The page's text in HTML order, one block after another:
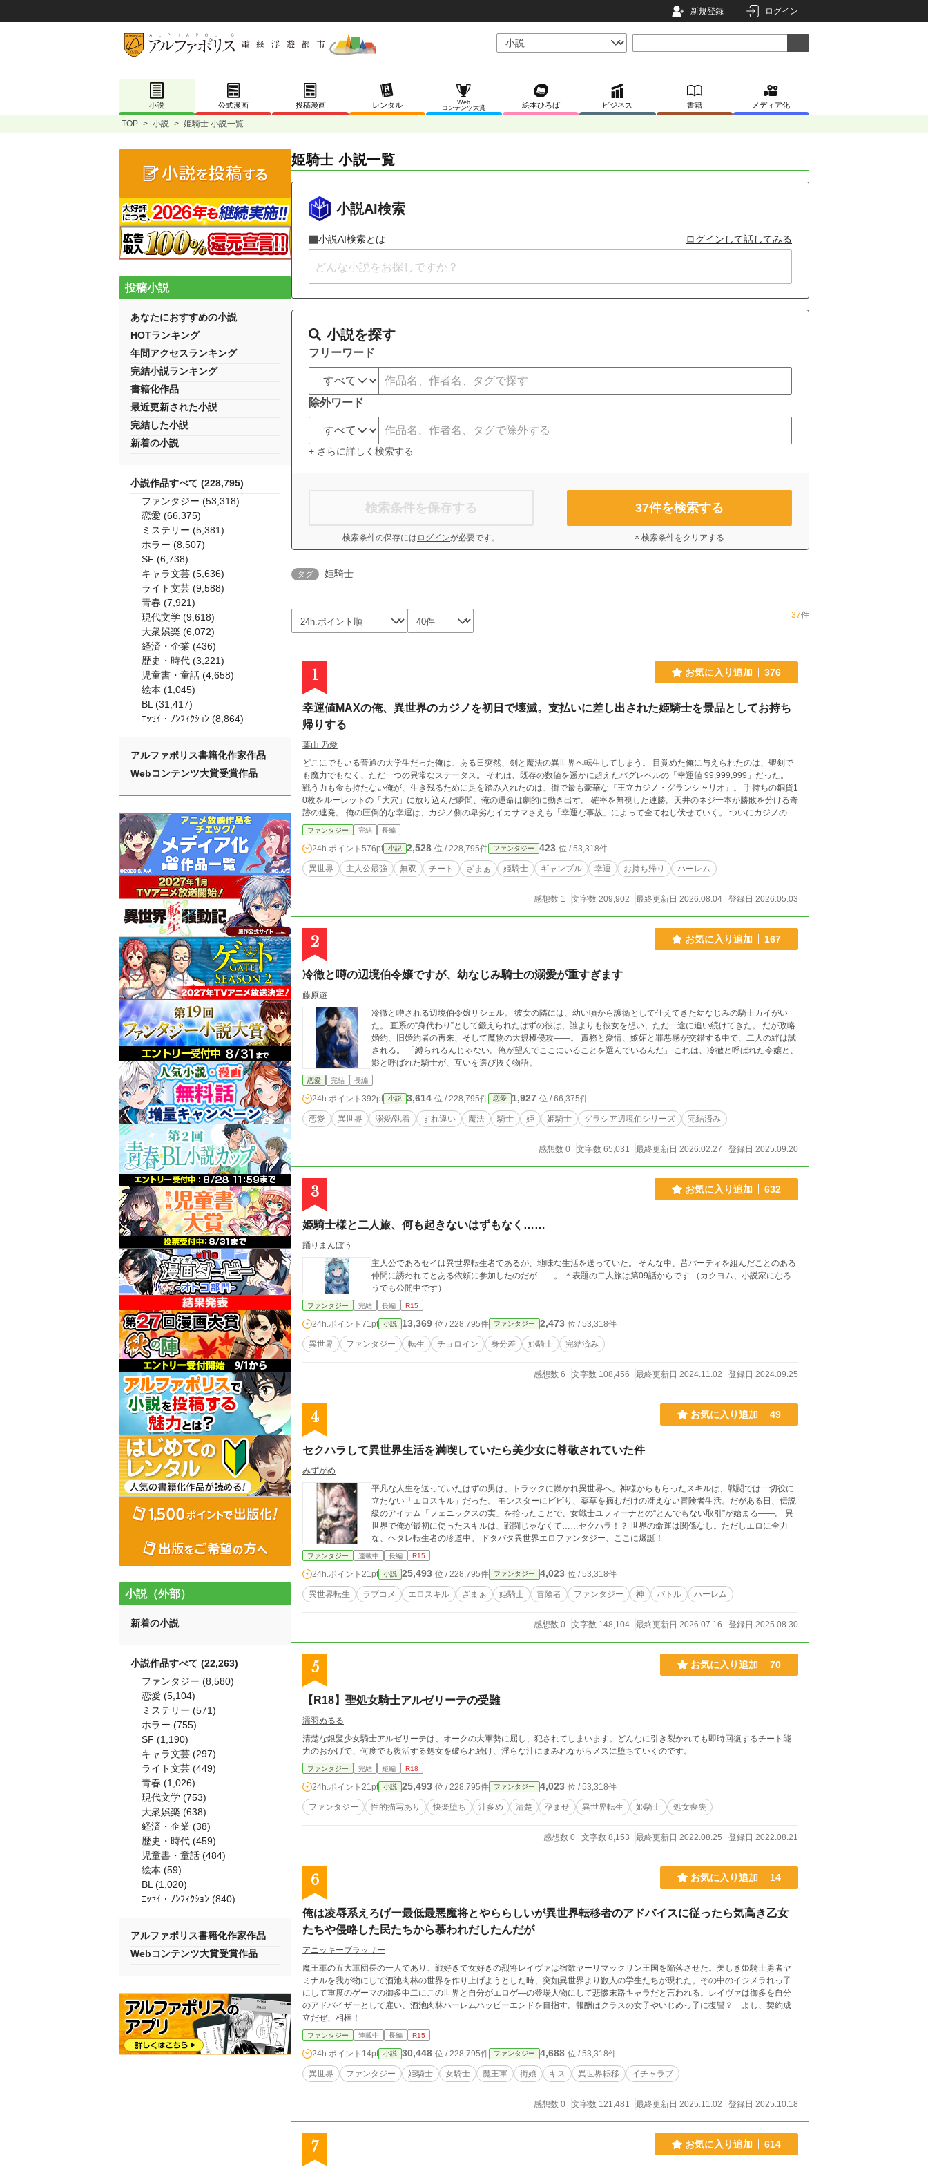
新規登録 ログイン
小説 公式漫画 投稿漫画 レンタル
Web
コンテンツ大賞
絵本ひろば ビジネス 書籍 メディア化
TOP > 小説 > 姫騎士 小説一覧
姫騎士 小説一覧
小説AI検索
小説AI検索とは ログインして話してみる
小説を探す
フリーワード
除外ワード
+ さらに詳しく検索する
検索条件を保存する
検索条件の保存には ログインが必要です。
37件を検索する
× 検索条件をクリアする
タグ 姫騎士
37件
1 お気に入り追加 376
幸運値MAXの俺、異世界のカジノを初日で壊滅。支払いに差し出された姫騎士を景品としてお持ち
帰りする
葉山 乃愛
どこにでもいる普通の大学生だった俺は、ある日突然、剣と魔法の異世界へ転生してしまう。 目覚めた俺に与えられたのは、聖剣で
も魔力でもなく、ただ一つの異常なステータス。 それは、既存の数値を遥かに超えたバグレベルの「幸運値 99,999,999」だった。
戦う力も金も持たない俺が、生き残るために足を踏み入れたのは、街で最も豪華な『王立カジノ・グランシャリオ』。 手持ちの銅貨1
0枚をルーレットの「大穴」に放り込んだ瞬間、俺の運命は劇的に動き出す。 確率を無視した連勝。天井のネジ一本が勝敗を分ける奇
跡の連発。 俺の圧倒的な幸運は、カジノ側の卑劣なイカサマさえも「幸運な事故」によって全てねじ伏せていく。 ついにカジノの全
資産を上回る勝ち分を叩き出した俺に対し、青ざめた支配人は支払いの不可能を宣言する。 そこで俺が代替案として要求したのは、
金ではなく、カジノの用心棒として不当な借金に縛られていた銀髪の姫騎士、シルヴィアの身柄だった。 「今日からお前が俺の景品
だ。文句はないな？」 最強の幸運を持つ大学生と、不本意ながらも「景品」としてお持ち帰りされた生真面目な姫騎士。 二人の出会
いは、やがて異世界の経済も軍事バランスも、根底から塗り替えていくことになる。 カジノを初日で壊滅させ、国一番の美女を手に
入れた俺の、自由気ままな異世界成金ライフが今始まる！
ファンタジー 完結 長編
24h.ポイント 576pt 小説 2,528 位 / 228,795件 ファンタジー 423 位 / 53,318件
異世界 主人公最強 無双 チート ざまぁ 姫騎士 ギャンブル 幸運 お持ち帰り ハーレム
感想数 1 文字数 209,902 最終更新日 2026.08.04 登録日 2026.05.03
2 お気に入り追加 167
冷徹と噂の辺境伯令嬢ですが、幼なじみ騎士の溺愛が重すぎます
藤原遊
冷徹と噂される辺境伯令嬢リシェル。 彼女の隣には、幼い頃から護衛として仕えてきた幼なじみの騎士カイがい
た。 直系の“身代わり”として鍛えられたはずの彼は、誰よりも彼女を想い、ただ一途に追い続けてきた。 だが政略
婚約、旧婚約者の再来、そして魔物の大規模侵攻――。 責務と愛情、嫉妬と罪悪感が交錯する中で、二人の絆は試
される。 「縛られるんじゃない。俺が望んでここにいることを選んでいるんだ」 これは、冷徹と呼ばれた令嬢と、
影と呼ばれた騎士が、互いを選び抜く物語。
恋愛 完結 長編
24h.ポイント 392pt 小説 3,614 位 / 228,795件 恋愛 1,927 位 / 66,375件
恋愛 異世界 溺愛/執着 すれ違い 魔法 騎士 姫 姫騎士 グラシア辺境伯シリーズ 完結済み
感想数 0 文字数 65,031 最終更新日 2026.02.27 登録日 2025.09.20
3 お気に入り追加 632
姫騎士様と二人旅、何も起きないはずもなく……
踊りまんぼう
主人公であるセイは異世界転生者であるが、地味な生活を送っていた。 そんな中、昔パーティを組んだことのある
仲間に誘われてとある依頼に参加したのだが……。 ＊表題の二人旅は第09話からです （カクヨム、小説家になろ
うでも公開中です）
ファンタジー 完結 長編 R15
24h.ポイント 71pt 小説 13,369 位 / 228,795件 ファンタジー 2,473 位 / 53,318件
異世界 ファンタジー 転生 チョロイン 身分差 姫騎士 完結済み
感想数 6 文字数 108,456 最終更新日 2024.11.02 登録日 2024.09.25
4 お気に入り追加 49
セクハラして異世界生活を満喫していたら美少女に尊敬されていた件
みずがめ
平凡な人生を送っていたはずの男は、トラックに轢かれ異世界へ。神様からもらったスキルは、戦闘では一切役に
立たない「エロスキル」だった。 モンスターにビビり、薬草を摘むだけの冴えない冒険者生活。だがある日、伝説
級のアイテム「フェニックスの実」を拾ったことで、女戦士ユフィーナとの“とんでもない取引”が始まる――。 異
世界で俺が最初に使ったスキルは、戦闘じゃなくて……セクハラ！？ 世界の命運は関係なし。ただしエロに全力
な、ヘタレ転生者の珍道中。 ドタバタ異世界エロファンタジー、ここに爆誕！
ファンタジー 連載中 長編 R15
24h.ポイント 21pt 小説 25,493 位 / 228,795件 ファンタジー 4,023 位 / 53,318件
異世界転生 ラブコメ エロスキル ざまぁ 姫騎士 冒険者 ファンタジー 神 バトル ハーレム
感想数 0 文字数 148,104 最終更新日 2026.07.16 登録日 2025.08.30
5 お気に入り追加 70
【R18】聖処女騎士アルゼリーテの受難
濡羽ぬるる
清楚な銀髪少女騎士アルゼリーテは、オークの大軍勢に屈し、犯されてしまいます。どんなに引き裂かれても即時回復するチート能
力のおかげで、何度でも復活する処女を破られ続け、淫らな汁にまみれながらメスに堕ちていくのです。
ファンタジー 完結 短編 R18
24h.ポイント 21pt 小説 25,493 位 / 228,795件 ファンタジー 4,023 位 / 53,318件
ファンタジー 性的描写あり 快楽堕ち 汁多め 清楚 孕ませ 異世界転生 姫騎士 処女喪失
感想数 0 文字数 8,153 最終更新日 2022.08.25 登録日 2022.08.21
6 お気に入り追加 14
俺は凌辱系えろげー最低最悪魔将とやららしいが異世界転移者のアドバイスに従ったら気高き乙女
たちや侵略した民たちから慕われだしたんだが
アニッキーブラッザー
魔王軍の五大軍団長の一人であり、戦好きで女好きの烈将レイヴァは宿敵ヤーリマックリン王国を陥落させた。美しき姫騎士勇者ヤ
ミナルを我が物にして酒池肉林の世界を作り上げようとした時、突如異世界より数人の学生たちが現れた。その中のイジメラれっ子
にして重度のゲーマの御多中二にこの世界と自分がエロゲ―の登場人物にして悲惨末路キャラだと言われる。レイヴァは御多を自分
のアドバイザーとして雇い、酒池肉林ハーレムハッピーエンドを目指す。報酬はクラスの女子やいじめっ子に復讐？ よし、契約成
立だぜ、相棒！
ファンタジー 連載中 長編 R15
24h.ポイント 14pt 小説 30,448 位 / 228,795件 ファンタジー 4,688 位 / 53,318件
異世界 ファンタジー 姫騎士 女騎士 魔王軍 街娘 キス 異世界転移 イチャラブ
感想数 0 文字数 121,481 最終更新日 2025.11.02 登録日 2025.10.18
7 お気に入り追加 614
投稿小説
あなたにおすすめの小説
HOTランキング
年間アクセスランキング
完結小説ランキング
書籍化作品
最近更新された小説
完結した小説
新着の小説
小説作品すべて (228,795)
ファンタジー (53,318)
恋愛 (66,375)
ミステリー (5,381)
ホラー (8,507)
SF (6,738)
キャラ文芸 (5,636)
ライト文芸 (9,588)
青春 (7,921)
現代文学 (9,618)
大衆娯楽 (6,072)
経済・企業 (436)
歴史・時代 (3,221)
児童書・童話 (4,658)
絵本 (1,045)
BL (31,417)
ｴｯｾｲ・ﾉﾝﾌｨｸｼｮﾝ (8,864)
アルファポリス書籍化作家作品
Webコンテンツ大賞受賞作品
小説（外部）
新着の小説
小説作品すべて (22,263)
ファンタジー (8,580)
恋愛 (5,104)
ミステリー (571)
ホラー (755)
SF (1,190)
キャラ文芸 (297)
ライト文芸 (449)
青春 (1,026)
現代文学 (753)
大衆娯楽 (638)
経済・企業 (38)
歴史・時代 (459)
児童書・童話 (484)
絵本 (59)
BL (1,020)
ｴｯｾｲ・ﾉﾝﾌｨｸｼｮﾝ (840)
アルファポリス書籍化作家作品
Webコンテンツ大賞受賞作品